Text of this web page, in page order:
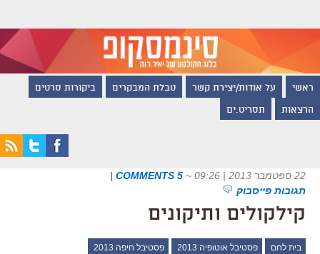
ראשי על אודות/יצירת קשר טבלת המבקרים ביקורות סרטים
הרצאות תסריט.ים
22 ספטמבר 2013 | 09:26 ~
5 COMMENTS
|
תגובות פייסבוק
קילקולים ותיקונים
בית לחם פסטיבל אוטופיה 2013 פסטיבל חיפה 2013